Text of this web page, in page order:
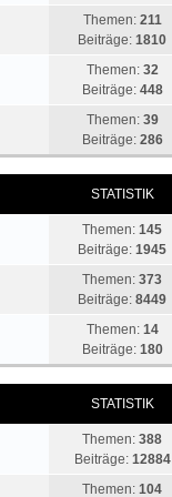
Themen: 211
Beiträge: 1810
Themen: 32
Beiträge: 448
Themen: 39
Beiträge: 286
STATISTIK
Themen: 145
Beiträge: 1945
Themen: 373
Beiträge: 8449
Themen: 14
Beiträge: 180
STATISTIK
Themen: 388
Beiträge: 12884
Themen: 104